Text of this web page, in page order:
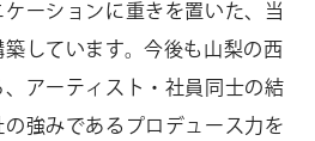
ーションに重きを置いた、当
しています。今後も山梨の西
アーティスト・社員同士の結
強みであるプロデュース力を